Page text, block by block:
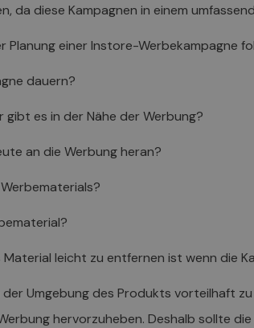
da diese Kampagnen in einem
Planung einer Instore-Werbekampagne
dauern?
gibt es in der Nähe der Werbung?
an die Werbung heran?
leicht zu entfernen ist wenn die
Umgebung des Produkts vorteilhaft
hervorzuheben. Deshalb sollte